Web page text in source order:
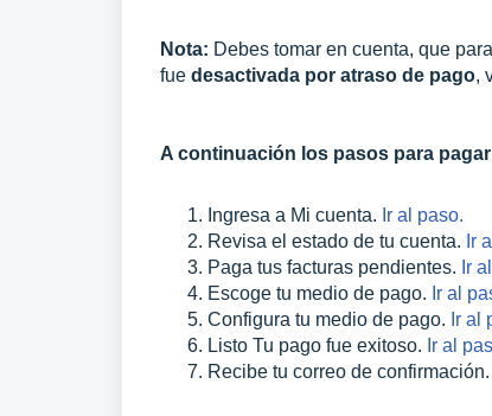
Nota: Debes tomar en cuenta, que
fue desactivada por atraso de pago,
A continuación los pasos para
Ingresa a Mi cuenta. Ir al paso.
Revisa el estado de tu cuenta. Ir
Paga tus facturas pendientes. Ir
Escoge tu medio de pago. Ir al
Configura tu medio de pago. Ir al
Listo Tu pago fue exitoso. Ir al
Recibe tu correo de confirmación.